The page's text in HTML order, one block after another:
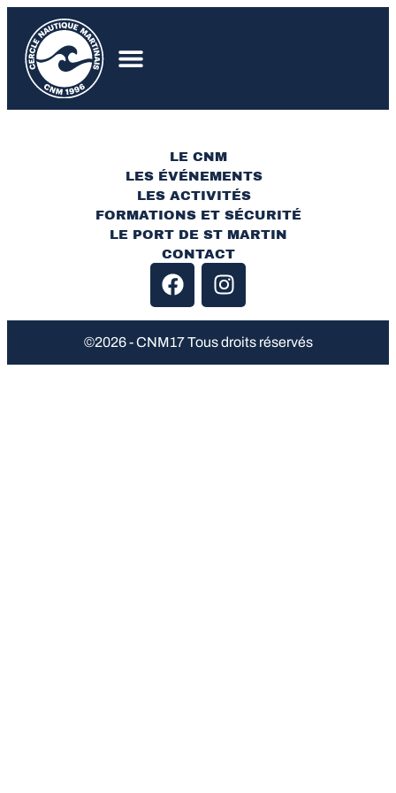
LE CNM
LES ÉVÉNEMENTS
LES ACTIVITÉS
FORMATIONS ET SÉCURITÉ
LE PORT DE ST MARTIN
CONTACT
©2026 - CNM17 Tous droits réservés